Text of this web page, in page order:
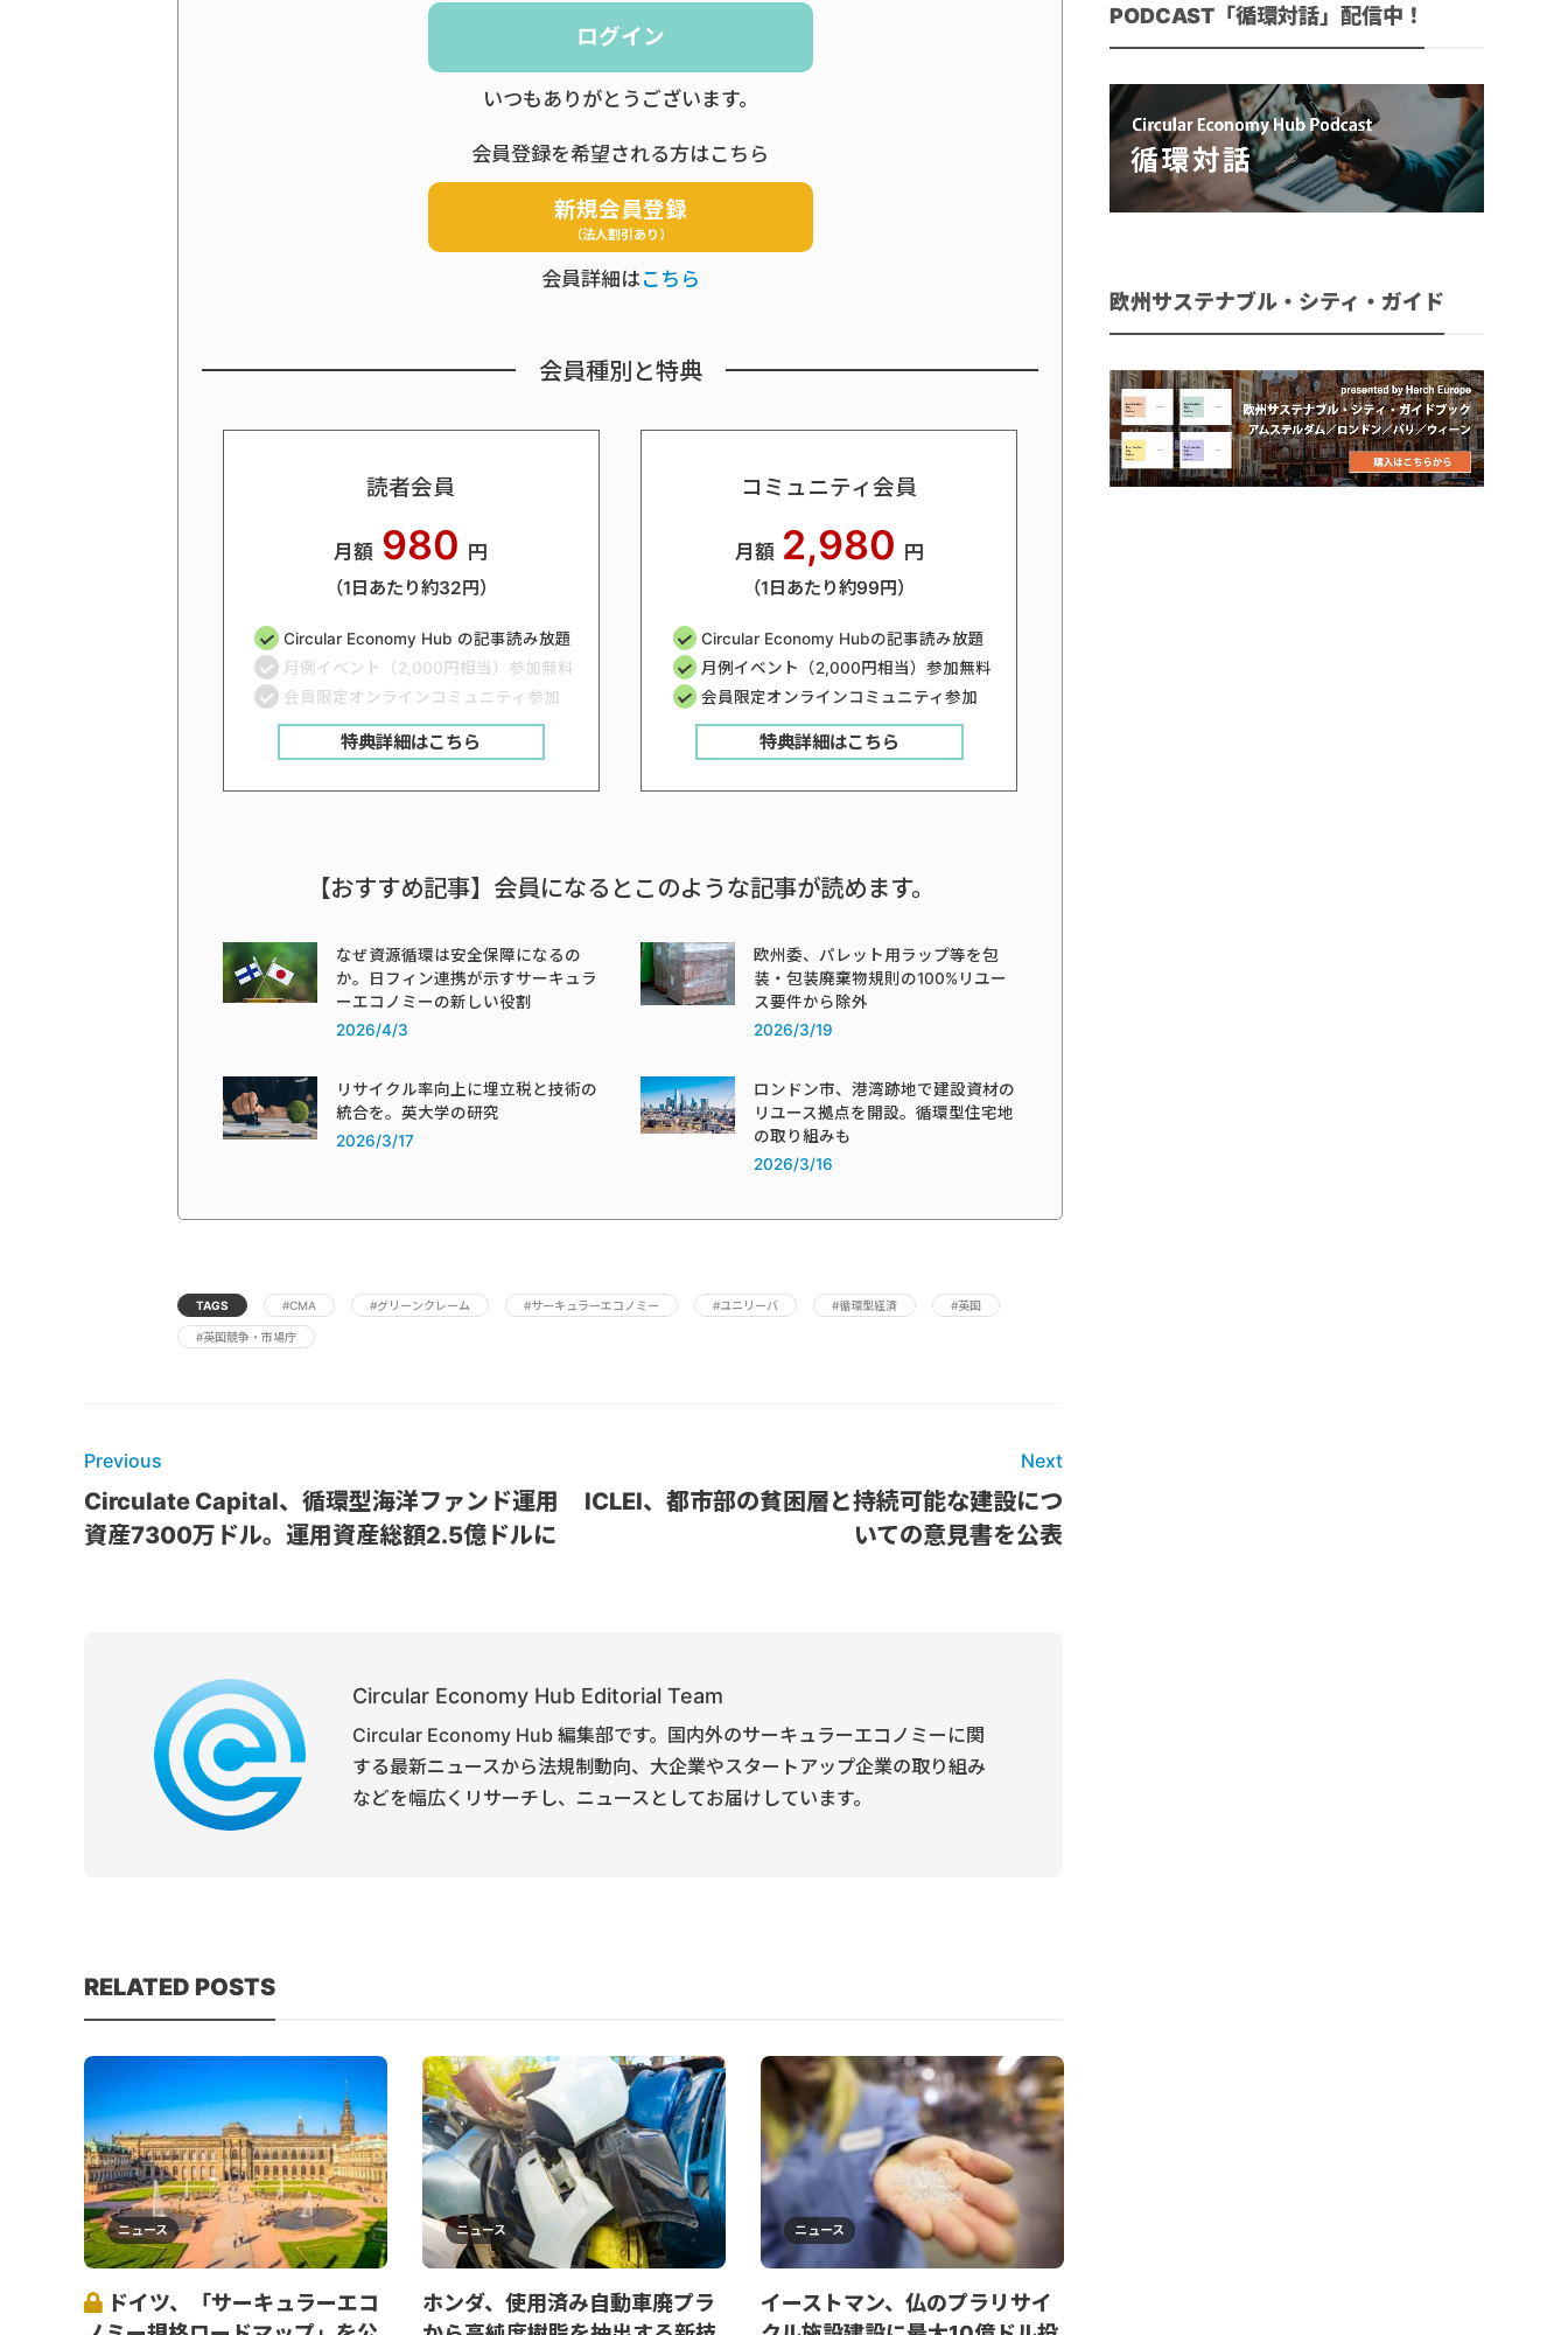
ログイン
いつもありがとうございます。
会員登録を希望される方はこちら
新規会員登録
（法人割引あり）
会員詳細はこちら
会員種別と特典
読者会員
月額 980 円
（1日あたり約32円）
Circular Economy Hub の記事読み放題
月例イベント（2,000円相当）参加無料
会員限定オンラインコミュニティ参加
特典詳細はこちら
コミュニティ会員
月額 2,980 円
（1日あたり約99円）
Circular Economy Hubの記事読み放題
月例イベント（2,000円相当）参加無料
会員限定オンラインコミュニティ参加
特典詳細はこちら
【おすすめ記事】会員になるとこのような記事が読めます。
なぜ資源循環は安全保障になるの
か。日フィン連携が示すサーキュラ
ーエコノミーの新しい役割
2026/4/3
欧州委、パレット用ラップ等を包
装・包装廃棄物規則の100%リユー
ス要件から除外
2026/3/19
リサイクル率向上に埋立税と技術の
統合を。英大学の研究
2026/3/17
ロンドン市、港湾跡地で建設資材の
リユース拠点を開設。循環型住宅地
の取り組みも
2026/3/16
TAGS #CMA #グリーンクレーム #サーキュラーエコノミー #ユニリーバ #循環型経済 #英国
#英国競争・市場庁
Previous
Circulate Capital、循環型海洋ファンド運用
資産7300万ドル。運用資産総額2.5億ドルに
Next
ICLEI、都市部の貧困層と持続可能な建設につ
いての意見書を公表
Circular Economy Hub Editorial Team
Circular Economy Hub 編集部です。国内外のサーキュラーエコノミーに関
する最新ニュースから法規制動向、大企業やスタートアップ企業の取り組み
などを幅広くリサーチし、ニュースとしてお届けしています。
RELATED POSTS
ニュース
ドイツ、「サーキュラーエコ
ニュース
ホンダ、使用済み自動車廃プラ
ニュース
イーストマン、仏のプラリサイ
PODCAST「循環対話」配信中！
欧州サステナブル・シティ・ガイド